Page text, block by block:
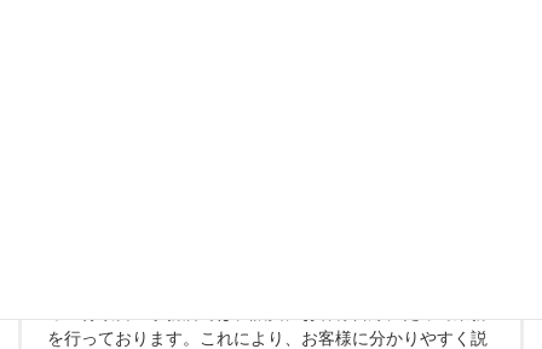
を行っております。これにより、お客様に分かりやすく説